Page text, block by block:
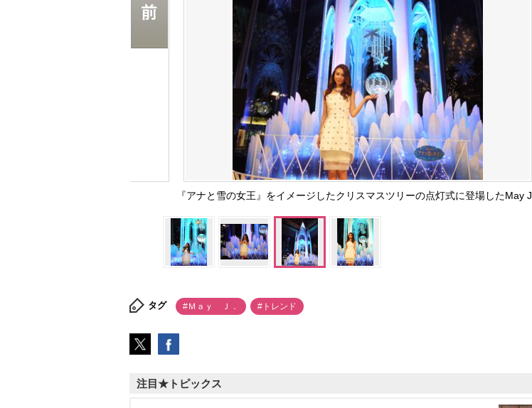
『アナと雪の女王』をイメージしたクリスマスツリーの点灯式に登場したMay J.
タグ #Ｍａｙ Ｊ． #トレンド
注目★トピックス